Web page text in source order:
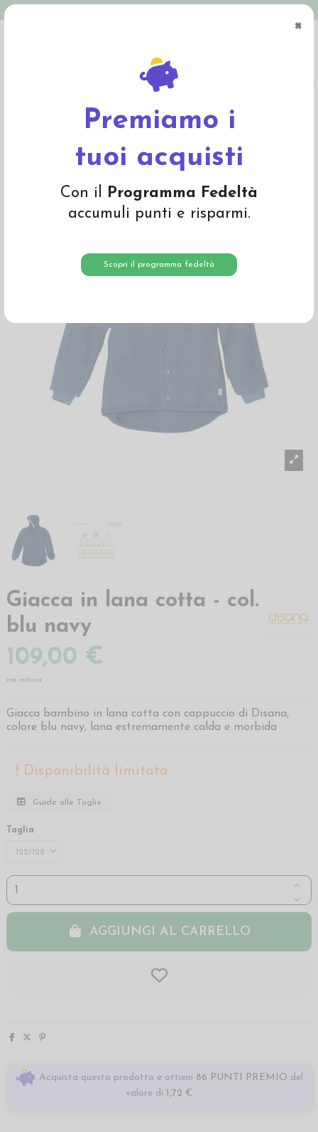
×
Premiamo i
tuoi acquisti
Con il Programma Fedeltà
accumuli punti e risparmi.
Scopri il programma fedeltà
Giacca in lana cotta - col.
blu navy
109,00 €
iva inclusa
Giacca bambino in lana cotta con cappuccio di Disana,
colore blu navy, lana estremamente calda e morbida
Disponibilità limitata
Guide alle Taglie
Taglia
AGGIUNGI AL CARRELLO
Acquista questo prodotto e ottieni 86 PUNTI PREMIO del
valore di 1,72 €